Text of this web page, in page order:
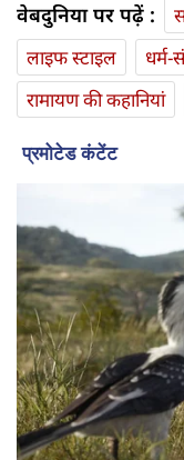
वेबदुनिया पर पढ़ें :
लाइफ स्‍टाइल
धर्म-
रामायण की कहानियां